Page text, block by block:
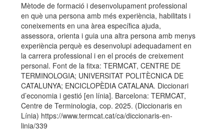
Mètode de formació i desenvolupament professional
en què una persona amb més experiència, habilitats i
coneixements en una àrea específica ajuda,
assessora, orienta i guia una altra persona amb menys
experiència perquè es desenvolupi adequadament en
la carrera professional i en el procés de creixement
personal. Font de la fitxa: TERMCAT, CENTRE DE
TERMINOLOGIA; UNIVERSITAT POLITÈCNICA DE
CATALUNYA; ENCICLOPÈDIA CATALANA. Diccionari
d’economia i gestió [en línia]. Barcelona: TERMCAT,
Centre de Terminologia, cop. 2025. (Diccionaris en
Línia) https://www.termcat.cat/ca/diccionaris-en-
linia/339